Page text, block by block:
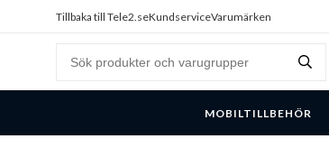
Tillbaka till Tele2.seKundserviceVarumärken
MOBILTILLBEHÖR